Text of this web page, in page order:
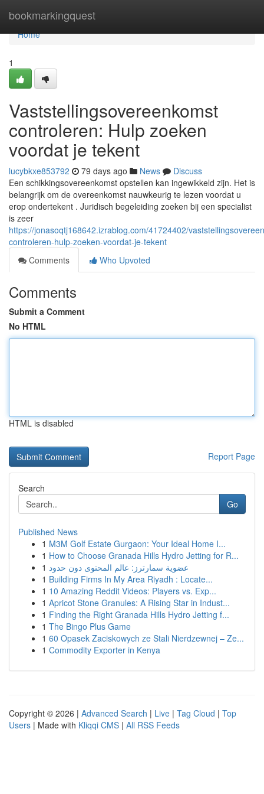
bookmarkingquest
Home
Home
1
Vaststellingsovereenkomst
controleren: Hulp zoeken
voordat je tekent
lucybkxe853792 79 days ago News
Discuss
Een schikkingsovereenkomst opstellen kan ingewikkeld zijn. Het is
belangrijk om de overeenkomst nauwkeurig te lezen voordat u
erop ondertekent . Juridisch begeleiding zoeken bij een specialist
is zeer
https://jonasoqtj168642.izrablog.com/41724402/
controleren-hulp-zoeken-voordat-je-tekent
Comments
Who Upvoted
Comments
Submit a Comment
No HTML
HTML is disabled
Report Page
Search
Go
Published News
1 M3M Golf Estate Gurgaon: Your Ideal Home I...
1 How to Choose Granada Hills Hydro Jetting for R...
1 عضوية سمارترز: عالم المحتوى دون حدود
1 Building Firms In My Area Riyadh : Locate...
1 10 Amazing Reddit Videos: Players vs. Exp...
1 Apricot Stone Granules: A Rising Star in Indust...
1 Finding the Right Granada Hills Hydro Jetting f...
1 The Bingo Plus Game
1 60 Opasek Zaciskowych ze Stali Nierdzewnej – Ze...
1 Commodity Exporter in Kenya
Copyright © 2026 | Advanced Search | Live | Tag Cloud | Top
Users | Made with Kliqqi CMS | All RSS Feeds